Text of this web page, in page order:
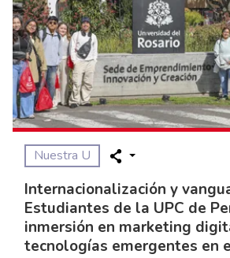
Nuestra U
Internacionalización y
Estudiantes de la UPC de
inmersión en marketing
tecnologías emergentes en